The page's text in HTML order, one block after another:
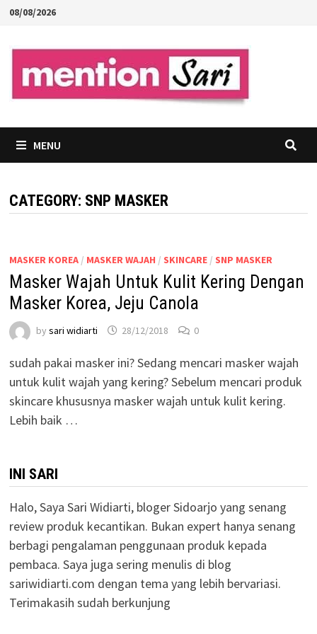
Skip
content
08/08/2026
MENU
CATEGORY: SNP MASKER
MASKER KOREA/ MASKER WAJAH / SKINCARE/ SNP MASKER
Masker Wajah Untuk Kulit Kering Dengan
Masker Korea, Jeju Canola
by sari widiarti 28/12/2018 0
sudah pakai masker ini? Sedang mencari masker wajah
untuk kulit wajah yang kering? Sebelum mencari produk
skincare khususnya masker wajah untuk kulit kering.
Lebih baik …
INI SARI
Halo, Saya Sari Widiarti, bloger Sidoarjo yang senang
review produk kecantikan. Bukan expert hanya senang
berbagi pengalaman penggunaan produk kepada
pembaca. Saya juga sering menulis di blog
sariwidiarti.com dengan tema yang lebih bervariasi.
Terimakasih sudah berkunjung